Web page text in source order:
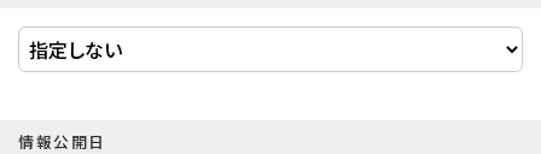
情報公開日